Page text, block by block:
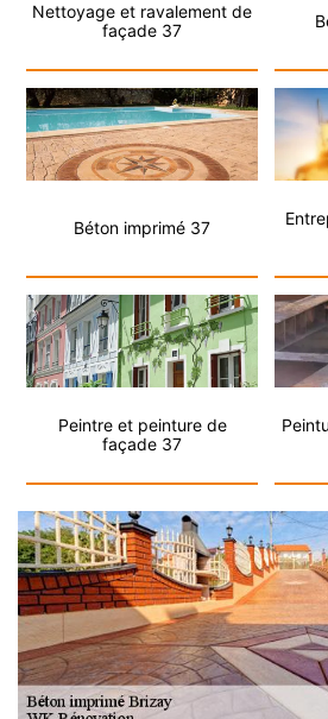
Nettoyage et ravalement de
façade 37
Béton imprimé 37
Peintre et peinture de
façade 37